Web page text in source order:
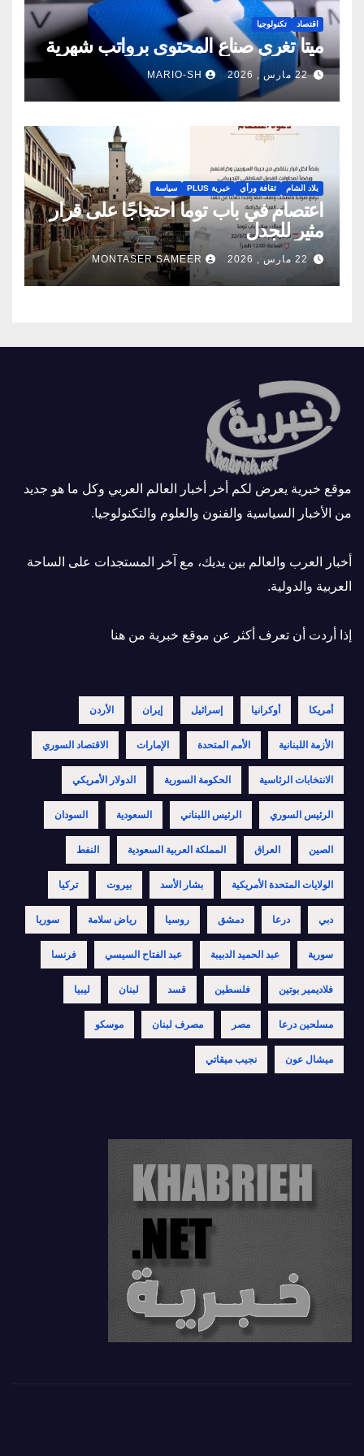
اقتصاد تكنولوجيا
ميتا تغري صناع المحتوى برواتب شهرية
22 مارس , 2026 MARIO-SH
بلاد الشام ثقافة ورأي خبرية PLUS سياسة
اعتصام في باب توما احتجاجًا على قرار
مثير للجدل
22 مارس , 2026 MONTASER SAMEER
موقع خبرية يعرض لكم أخر أخبار العالم العربي وكل ما هو جديد
من الأخبار السياسية والفنون والعلوم والتكنولوجيا.
أخبار العرب والعالم بين يديك، مع آخر المستجدات على الساحة
العربية والدولية.
إذا أردت أن تعرف أكثر عن موقع خبرية من هنا
أمريكا أوكرانيا إسرائيل إيران الأردن
الأزمة اللبنانية الأمم المتحدة الإمارات الاقتصاد السوري
الانتخابات الرئاسية الحكومة السورية الدولار الأمريكي
الرئيس السوري الرئيس اللبناني السعودية السودان
الصين العراق المملكة العربية السعودية النفط
الولايات المتحدة الأمريكية بشار الأسد بيروت تركيا
دبي درعا دمشق روسيا رياض سلامة سوريا
سورية عبد الحميد الدبيبة عبد الفتاح السيسي فرنسا
فلاديمير بوتين فلسطين قسد لبنان ليبيا
مسلحين درعا مصر مصرف لبنان موسكو
ميشال عون نجيب ميقاتي